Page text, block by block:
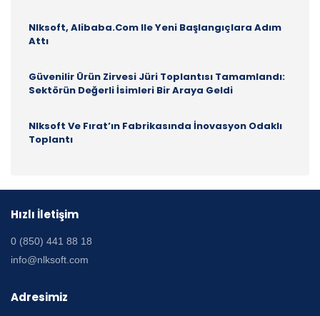
Nlksoft, Alibaba.com Ile Yeni Başlangıçlara Adım
Attı
Güvenilir Ürün Zirvesi Jüri Toplantısı Tamamlandı:
Sektörün Değerli İsimleri Bir Araya Geldi
Nlksoft Ve Fırat’ın Fabrikasında İnovasyon Odaklı
Toplantı
Hızlı İletişim
0 (850) 441 88 18
info@nlksoft.com
Adresimiz